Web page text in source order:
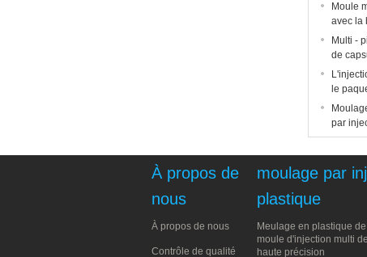
Moule
avec la
Multi -
de
le
par
À propos de
nous
À propos de nous
Contrôle de qualité
moulage par
plastique
Meulage en plastique
moule d'injection multi
haute précision